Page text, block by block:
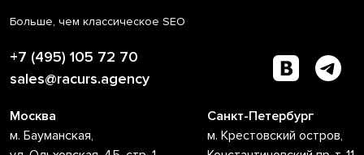
Больше, чем классическое SEO
+7 (495) 105 72 70
sales@racurs.agency
Москва
м. Бауманская,
Санкт-Петербург
м. Крестовский остров,